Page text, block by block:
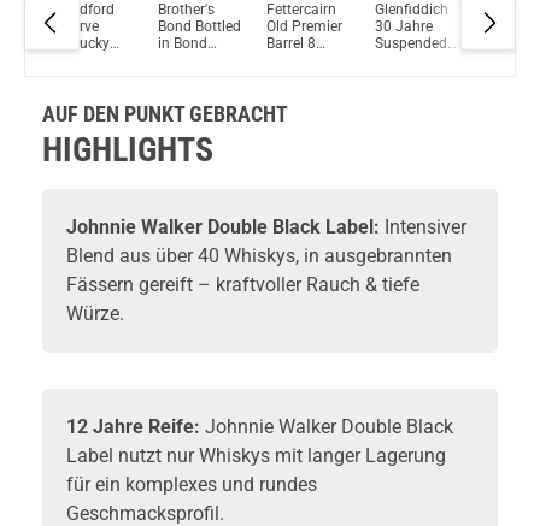
Woodford
Reserve
Kentucky
Whiskey
700ml
Brother's
Bond Bottled
in Bond
50% Vol.
Fettercairn
Old Premier
Barrel 8
Vol. 700ml
Glenfiddich
30 Jahre
Suspended
Four
Single
AUF DEN PUNKT GEBRACHT
HIGHLIGHTS
Johnnie Walker Double Black Label: Intensiver
Blend aus über 40 Whiskys, in ausgebrannten
Fässern gereift – kraftvoller Rauch & tiefe
Würze.
12 Jahre Reife: Johnnie Walker Double Black
Label nutzt nur Whiskys mit langer Lagerung
für ein komplexes und rundes
Geschmacksprofil.